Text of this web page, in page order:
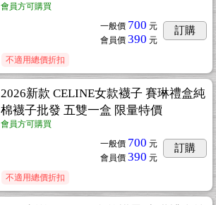
會員方可購買
一般價 700 元
會員價 390 元
訂購
不適用總價折扣
2026新款 CELINE女款襪子 賽琳禮盒純
棉襪子批發 五雙一盒 限量特價
會員方可購買
一般價 700 元
會員價 390 元
訂購
不適用總價折扣